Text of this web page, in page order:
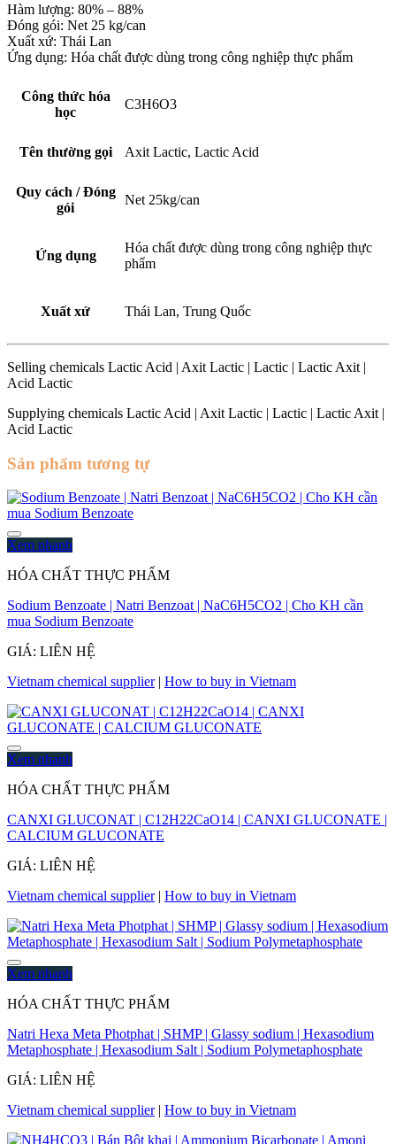
Hàm lượng: 80% – 88%
Đóng gói: Net 25 kg/can
Xuất xứ: Thái Lan
Ứng dụng: Hóa chất được dùng trong công nghiệp thực phẩm
Công thức hóa
học
C3H6O3
Tên thường gọi Axit Lactic, Lactic Acid
Quy cách / Đóng
gói
Net 25kg/can
Ứng dụng
Hóa chất được dùng trong công nghiệp thực
phẩm
Xuất xứ Thái Lan, Trung Quốc
Selling chemicals Lactic Acid | Axit Lactic | Lactic | Lactic Axit |
Acid Lactic
Supplying chemicals Lactic Acid | Axit Lactic | Lactic | Lactic Axit |
Acid Lactic
Sản phẩm tương tự
Xem nhanh
HÓA CHẤT THỰC PHẨM
Sodium Benzoate | Natri Benzoat | NaC6H5CO2 | Cho KH cần
mua Sodium Benzoate
GIÁ: LIÊN HỆ
Vietnam chemical supplier| How to buy in Vietnam
Xem nhanh
HÓA CHẤT THỰC PHẨM
CANXI GLUCONAT | C12H22CaO14 | CANXI GLUCONATE |
CALCIUM GLUCONATE
GIÁ: LIÊN HỆ
Vietnam chemical supplier| How to buy in Vietnam
Xem nhanh
HÓA CHẤT THỰC PHẨM
Natri Hexa Meta Photphat | SHMP | Glassy sodium | Hexasodium
Metaphosphate | Hexasodium Salt | Sodium Polymetaphosphate
GIÁ: LIÊN HỆ
Vietnam chemical supplier| How to buy in Vietnam